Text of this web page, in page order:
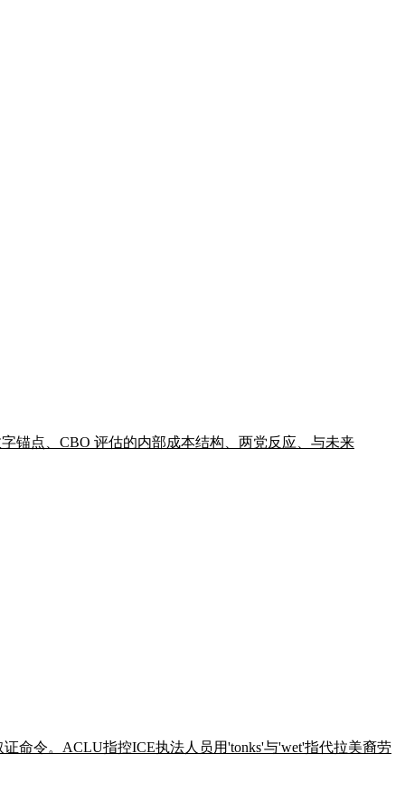
锚点、CBO 评估的内部成本结构、两党反应、与未来
证命令。ACLU指控ICE执法人员用'tonks'与'wet'指代拉美裔劳